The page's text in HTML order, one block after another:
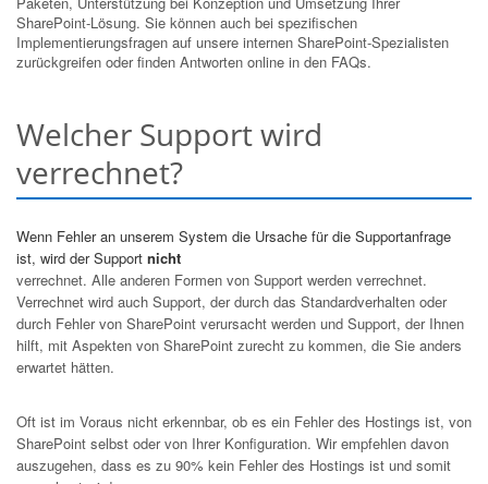
SharePoint-Lösung. Sie können auch bei spezifischen
Implementierungsfragen auf unsere internen SharePoint-Spezialisten
zurückgreifen oder finden Antworten online in den FAQs.
Welcher Support wird
verrechnet?
Wenn Fehler an unserem System die Ursache für die Supportanfrage
ist, wird der Support nicht
verrechnet. Alle anderen Formen von Support werden verrechnet.
Verrechnet wird auch Support, der durch das Standardverhalten oder
durch Fehler von SharePoint verursacht werden und Support, der Ihnen
hilft, mit Aspekten von SharePoint zurecht zu kommen, die Sie anders
erwartet hätten.
Oft ist im Voraus nicht erkennbar, ob es ein Fehler des Hostings ist, von
SharePoint selbst oder von Ihrer Konfiguration. Wir empfehlen davon
auszugehen, dass es zu 90% kein Fehler des Hostings ist und somit